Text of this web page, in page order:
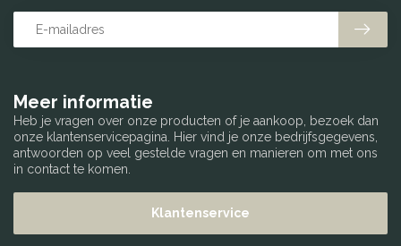
Meer informatie
Heb je vragen over onze producten of je aankoop, bezoek dan
onze klantenservicepagina. Hier vind je onze bedrijfsgegevens,
antwoorden op veel gestelde vragen en manieren om met ons
in contact te komen.
Klantenservice